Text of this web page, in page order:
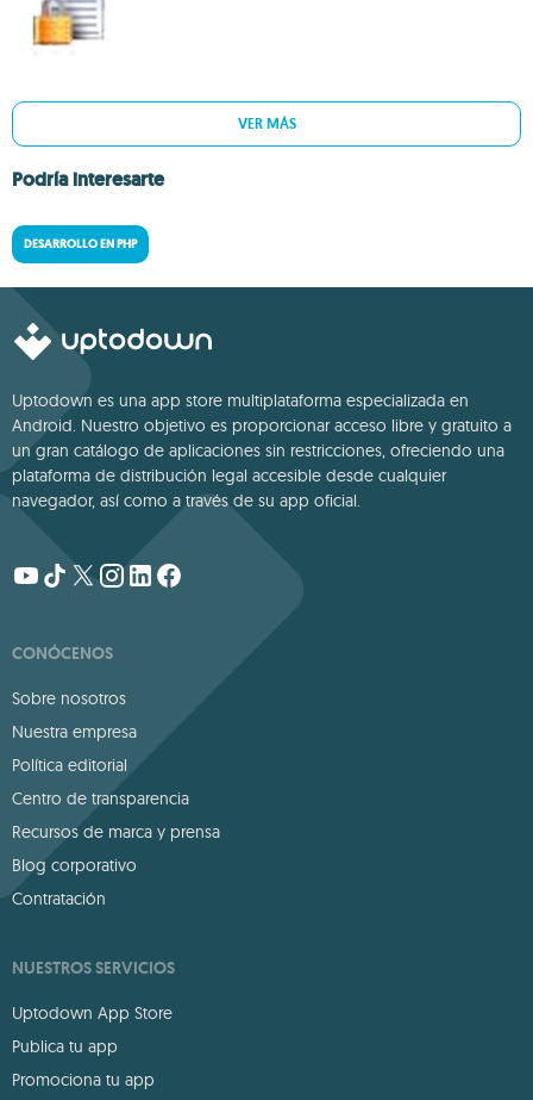
VER MÁS
Podría interesarte
DESARROLLO EN PHP
Uptodown es una app store multiplataforma especializada en
Android. Nuestro objetivo es proporcionar acceso libre y gratuito a
un gran catálogo de aplicaciones sin restricciones, ofreciendo una
plataforma de distribución legal accesible desde cualquier
navegador, así como a través de su app oficial.
CONÓCENOS
Sobre nosotros
Nuestra empresa
Política editorial
Centro de transparencia
Recursos de marca y prensa
Blog corporativo
Contratación
NUESTROS SERVICIOS
Uptodown App Store
Publica tu app
Promociona tu app